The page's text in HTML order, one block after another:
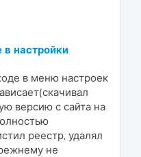
в настройки
в меню настроек
версию с сайта на
реестр, удалял
не